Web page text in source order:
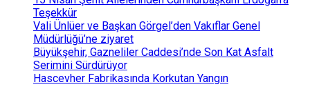
Teşekkür
Vali Ünlüer ve Başkan Görgel’den Vakıflar Genel
Müdürlüğü’ne ziyaret
Büyükşehir, Gazneliler Caddesi’nde Son Kat Asfalt
Serimini Sürdürüyor
Hascevher Fabrikasında Korkutan Yangın